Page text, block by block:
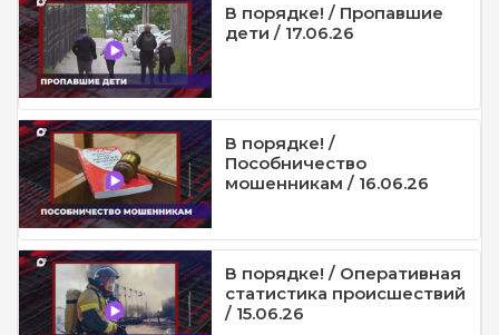
В порядке! / Пропавшие
дети / 17.06.26
В порядке! /
Пособничество
мошенникам / 16.06.26
В порядке! / Оперативная
статистика происшествий
/ 15.06.26